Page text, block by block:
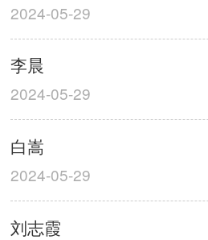
2024-05-29
李晨
2024-05-29
白嵩
2024-05-29
刘志霞